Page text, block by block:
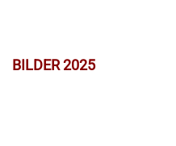
BILDER 2025